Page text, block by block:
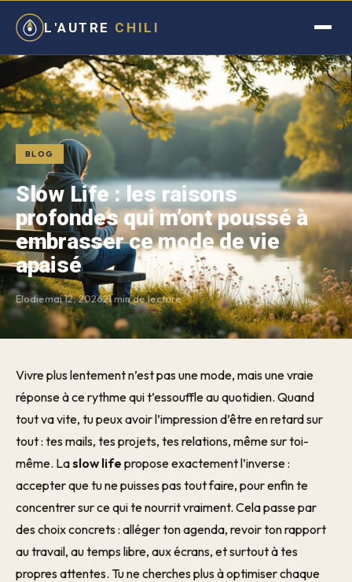
L'AUTRE CHILI
BLOG
Slow Life : les raisons
profondes qui m’ont poussé à
embrasser ce mode de vie
apaisé
Elodiemai 12, 202621 min de lecture
Vivre plus lentement n’est pas une mode, mais une vraie
réponse à ce rythme qui t’essouffle au quotidien. Quand
tout va vite, tu peux avoir l’impression d’être en retard sur
tout : tes mails, tes projets, tes relations, même sur toi-
même. Laslow life propose exactement l’inverse :
accepter que tu ne puisses pas tout faire, pour enfin te
concentrer sur ce qui te nourrit vraiment. Cela passe par
des choix concrets : alléger ton agenda, revoir ton rapport
au travail, au temps libre, aux écrans, et surtout à tes
propres attentes. Tu ne cherches plus à optimiser chaque